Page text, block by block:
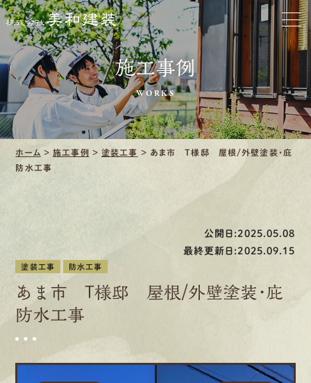
お家をきれいに
会社をきれいに
クリーニング
施工事例
口コミ・レビュー紹介
採用情報
先輩インタビュー
施工事例
WORKS
ホーム >施工事例 >塗装工事 > あま市 T様邸 屋根/外壁塗装・庇
防水工事
公開日:2025.05.08
最終更新日:2025.09.15
塗装工事 防水工事
あま市 T様邸 屋根/外壁塗装・庇
防水工事